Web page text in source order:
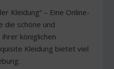
Kleidung“ – Eine Online-
die schöne und
königlichen
Kleidung bietet viel